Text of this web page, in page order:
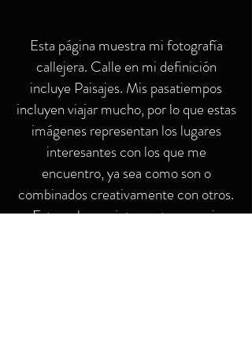
Esta página muestra mi fotografía
callejera. Calle en mi definición
incluye Paisajes. Mis pasatiempos
incluyen viajar mucho, por lo que estas
imágenes representan los lugares
interesantes con los que me
encuentro, ya sea como son o
combinados creativamente con otros.
Esto es lo que interpreto con mis